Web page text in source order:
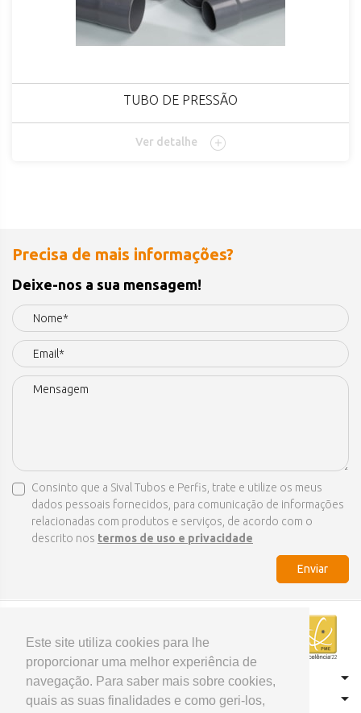
Este site utiliza cookies para lhe
proporcionar uma melhor experiência de
navegação. Para saber mais sobre cookies,
quais as suas finalidades e como geri-los,
TUBO DE PRESSÃO
Ver detalhe
Precisa de mais informações?
Deixe-nos a sua mensagem!
Consinto que a Sival Tubos e Perfis, trate e utilize os meus
dados pessoais fornecidos, para comunicação de informações
relacionadas com produtos e serviços, de acordo com o
descrito nos termos de uso e privacidade
Enviar
CONTACTOS
HOME